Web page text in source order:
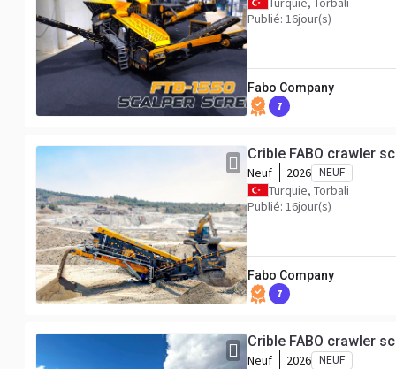
Publié: 16jour(s)
Fabo Company
7
Crible FABO crawler
Neuf 2026 NEUF
Turquie, Torbali
Publié: 16jour(s)
Fabo Company
7
Crible FABO crawler
Neuf 2026 NEUF